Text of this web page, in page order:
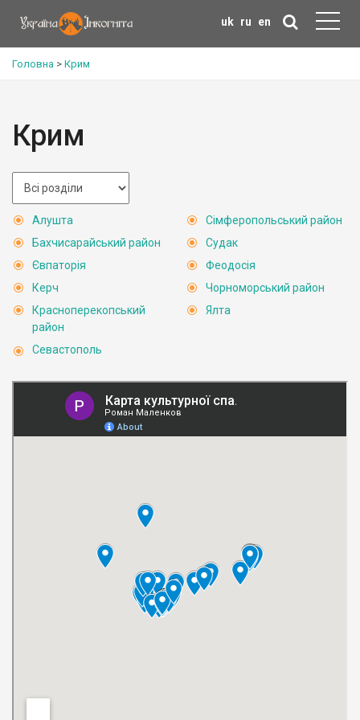
uk ru en
Головна > Крим
Крим
Алушта
Бахчисарайський район
Євпаторія
Керч
Красноперекопський
район
Севастополь
Сімферопольський район
Судак
Феодосія
Чорноморський район
Ялта